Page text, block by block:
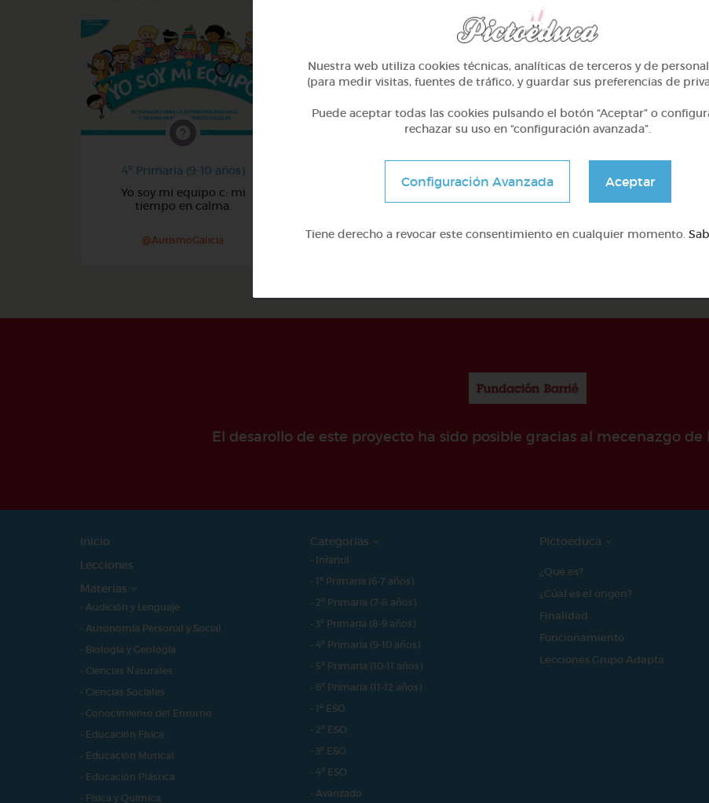
4º Primaria (9-10 años)
Yo soy mi equipo c: mi
tiempo en calma.
@AutismoGalicia
Yo soy mi equipo b: mi
espacio, mis reglas.
@AutismoGalicia
Sílabas trabadas
@Webparaelespanol
El desarollo de este proyecto ha sido posible gracias al mecenazgo
Inicio
Lecciones
Materias
- Audición y Lenguaje
- Autonomía Personal y Social
- Biología y Geología
- Ciencias Naturales
- Ciencias Sociales
- Conocimiento del Entorno
- Educación Física
- Educación Musical
- Educación Plástica
- Física y Química
Categorías
- Infantil
- 1º Primaria (6-7 años)
- 2º Primaria (7-8 años)
- 3º Primaria (8-9 años)
- 4º Primaria (9-10 años)
- 5º Primaria (10-11 años)
- 6º Primaria (11-12 años)
- 1º ESO
- 2º ESO
- 3º ESO
- 4º ESO
- Avanzado
Pictoeduca
¿Qué es?
¿Cúal es el origen?
Finalidad
Funcionamiento
Lecciones Grupo Adapta
Nuestra web utiliza cookies técnicas, analíticas de terceros y de
(para medir visitas, fuentes de tráfico, y guardar sus preferencias de
Puede aceptar todas las cookies pulsando el botón “Aceptar” o
rechazar su uso en “configuración avanzada”.
Configuración Avanzada Aceptar
Tiene derecho a revocar este consentimiento en cualquier momento.